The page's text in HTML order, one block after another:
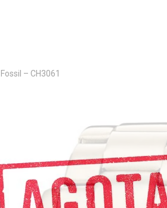
Fossil – CH3061